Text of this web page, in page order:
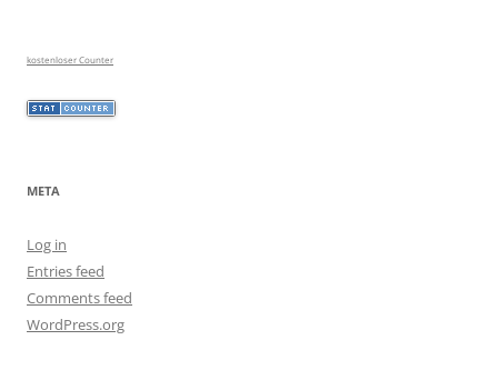
kostenloser Counter
META
Log in
Entries feed
Comments feed
WordPress.org